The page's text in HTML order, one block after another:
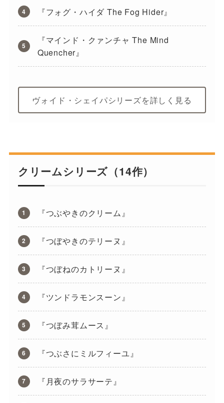
『フォグ・ハイダ The Fog Hider』
『マインド・クァンチャ The Mind
Quencher』
ヴォイド・シェイパシリーズを詳しく見る
クリームシリーズ（14作）
『つぶやきのクリーム』
『つぼやきのテリーヌ』
『つぼねのカトリーヌ』
『ツンドラモンスーン』
『つぼみ茸ムース』
『つぶさにミルフィーユ』
『月夜のサラサーテ』